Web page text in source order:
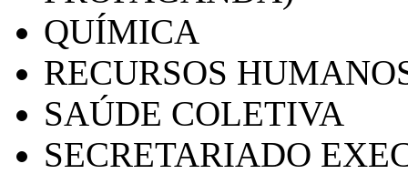
QUÍMICA
RECURSOS
SAÚDE COLETIVA
SECRETARIADO